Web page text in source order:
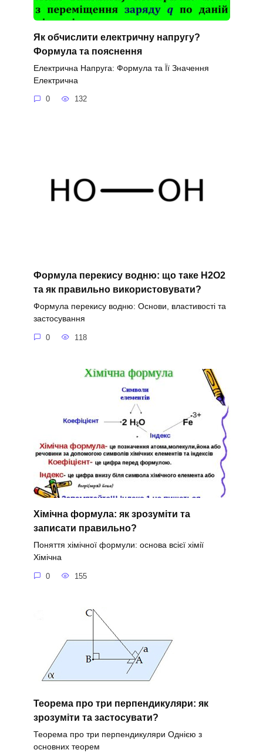
Як обчислити електричну напругу?
Формула та пояснення
Електрична Напруга: Формула та Її Значення
Електрична
0 132
Формула перекису водню: що таке H2O2
та як правильно використовувати?
Формула перекису водню: Основи, властивості та
застосування
0 118
Хімічна формула: як зрозуміти та
записати правильно?
Поняття хімічної формули: основа всієї хімії
Хімічна
0 155
Теорема про три перпендикуляри: як
зрозуміти та застосувати?
Теорема про три перпендикуляри Однією з
основних теорем